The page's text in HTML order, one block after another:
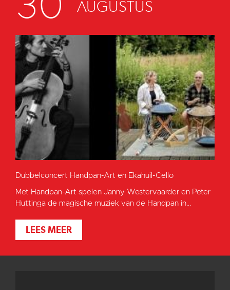
AUGUSTUS
Dubbelconcert Handpan-Art en Ekahuil-Cello
Met Handpan-Art spelen Janny Westervaarder en Peter
Huttinga de magische muziek van de Handpan in...
LEES MEER